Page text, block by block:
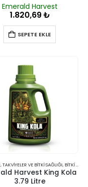
Emerald Harvest
1.820,69₺
SEPETE EKLE
TAKVIYELER VE BITKI SAĞLIĞI, BITKI BESINLERI VE TAKVIYELERI
Harvest King Kola
3.79 Litre